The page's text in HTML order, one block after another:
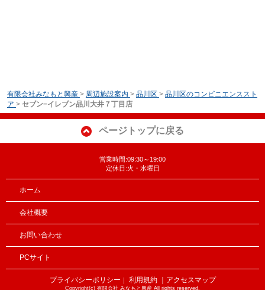
有限会社みなもと興産 > 周辺施設案内 > 品川区 > 品川区のコンビニエンススト
ア > セブン−イレブン品川大井７丁目店
ページトップに戻る
営業時間:09:30～19:00
定休日:火・水曜日
ホーム
会社概要
お問い合わせ
PCサイト
プライバシーポリシー ｜ 利用規約 ｜アクセスマップ
Copyright(c) 有限会社 みなもと興産 All rights reserved.